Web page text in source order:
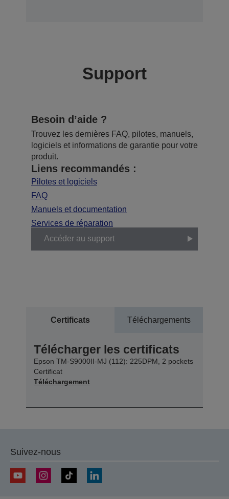
Support
Besoin d’aide ?
Trouvez les dernières FAQ, pilotes, manuels,
logiciels et informations de garantie pour votre
produit.
Liens recommandés :
Pilotes et logiciels
FAQ
Manuels et documentation
Services de réparation
Accéder au support
Certificats Téléchargements
Télécharger les certificats
Epson TM-S9000II-MJ (112): 225DPM, 2 pockets
Certificat
Téléchargement
Suivez-nous